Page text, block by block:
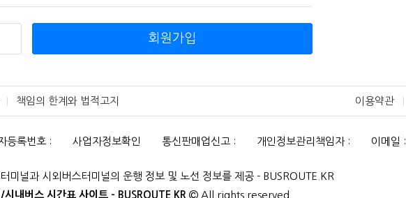
자 이후에 체결되는 계약에만 적용되고 그 이전에 이미 체결된 계약에
이미 계약을 체결한 이용자가 개정약관 조항의 적용을 받기를 원하는
에서의 소비자 보호지침」 및 관계법령 또는 상관례에 따릅니다.
체결
회원가입
책임의 한계와 법적고지 이용약관
등록번호 : 사업자정보확인 통신판매업신고 : 개인정보관리책임자 : 이메일 :
미널과 시외버스터미널의 운행 정보 및 노선 정보를 제공 - BUSROUTE.KR
내버스 시간표 사이트 - BUSROUTE.KR
All rights reserved.